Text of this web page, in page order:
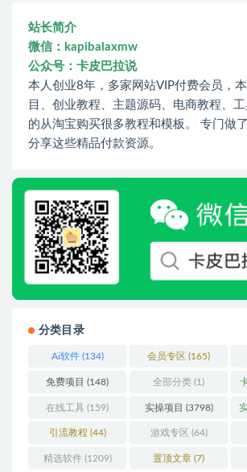
站长简介
微信：kapibalaxmw
公众号：卡皮巴拉说
本人创业8年，多家网站VIP付费会员，
目、创业教程、主题源码、电商教程、
的从淘宝购买很多教程和模板。 专门做
分享这些精品付款资源。
分类目录
Ai软件(134) 会员专区 (165)
免费项目 (148) 全部分类 (1)
在线工具 (159) 实操项目 (3798)
引流教程 (44) 游戏专区 (64)
精选软件(1209) 置顶文章 (7)